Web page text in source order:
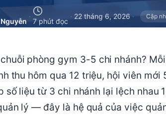
·
7 phút đọc
· 22 tháng 6, 2026 · Cập
phòng gym 3-5 chi nhánh?
thu hôm qua 12 triệu, hội viên mới
số liệu từ 3 chi nhánh lại lệch nhau
lý — đây là hệ quả của việc